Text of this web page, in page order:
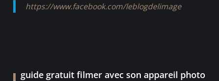
https://www.facebook.com/leblogdelimage
guide gratuit filmer avec son appareil photo